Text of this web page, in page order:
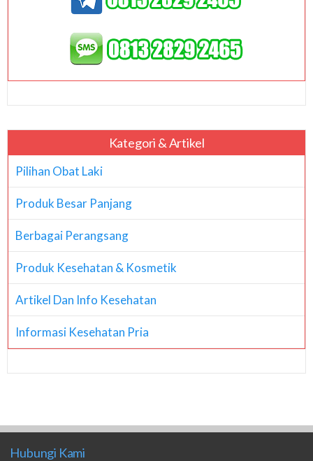
Kategori & Artikel
Pilihan Obat Laki
Produk Besar Panjang
Berbagai Perangsang
Produk Kesehatan & Kosmetik
Artikel Dan Info Kesehatan
Informasi Kesehatan Pria
Hubungi Kami